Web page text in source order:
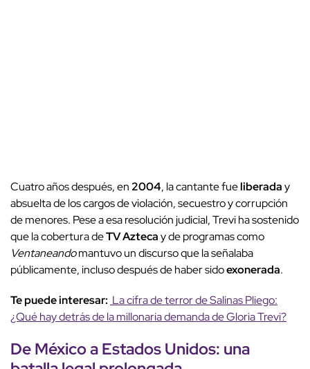
Cuatro años después, en 2004, la cantante fueliberaday
absuelta de los cargos de violación, secuestro y corrupción
de menores. Pese a esa resolución judicial, Trevi ha sostenido
que la cobertura deTV Aztecay de programas como
Ventaneandomantuvo un discurso que la señalaba
públicamente, incluso después de haber sidoexonerada.
Te puede interesar: La cifra de terror de Salinas Pliego:
¿Qué hay detrás de la millonaria demanda de Gloria Trevi?
De México a Estados Unidos: una